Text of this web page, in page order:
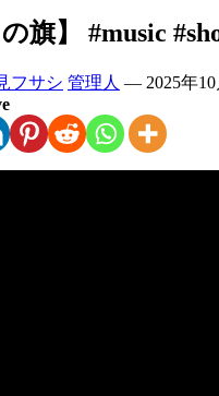
の旗】 #music
フサシ 管理人 — 2025年10